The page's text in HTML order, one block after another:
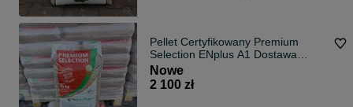
Pellet Certyfikowany Premium
Selection ENplus A1 Dostawa
Gratis
Nowe
2 100 zł